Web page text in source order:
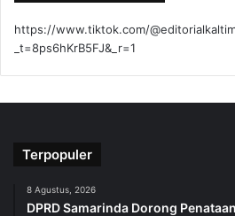
https://www.tiktok.com/
_t=8ps6hKrB5FJ&_r=1
Terpopuler
8 Agustus, 2026
DPRD Samarinda Dorong